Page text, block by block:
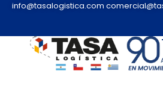
info@tasalogistica.com
ARLOG